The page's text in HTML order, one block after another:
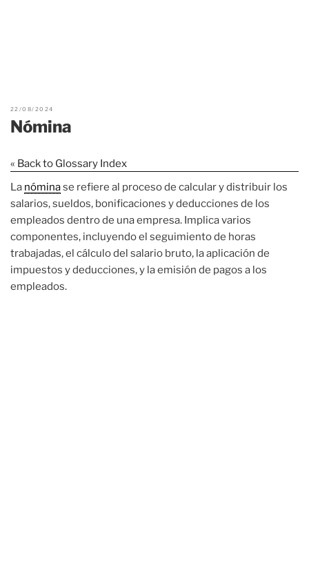
22/08/2024
Nómina
« Back to Glossary Index
La nóminase refiere al proceso de calcular y distribuir los
salarios, sueldos, bonificaciones y deducciones de los
empleados dentro de una empresa. Implica varios
componentes, incluyendo el seguimiento de horas
trabajadas, el cálculo del salario bruto, la aplicación de
impuestos y deducciones, y la emisión de pagos a los
empleados.